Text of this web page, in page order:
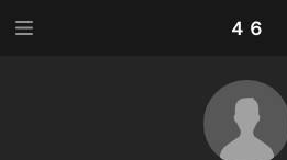
４６